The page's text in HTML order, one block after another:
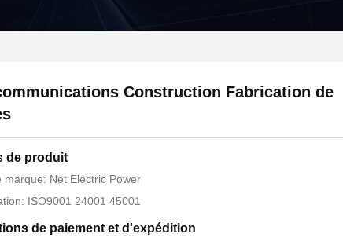
Construction Fabrication de
de produit
marque: Net Electric Power
ISO9001 24001 45001
de paiement et d'expédition